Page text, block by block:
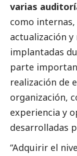
varias
como internas,
actualización y
implantadas
parte
realización de
organización,
experiencia y
desarrolladas
“Adquirir el